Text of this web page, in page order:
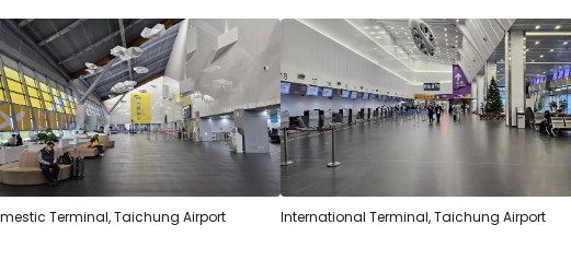
Terminal, Taichung Airport International Terminal, Taichung Airport